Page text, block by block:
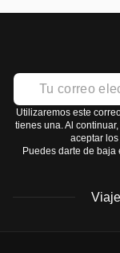
Utilizaremos este
tienes una. Al
aceptar los
Puedes darte de